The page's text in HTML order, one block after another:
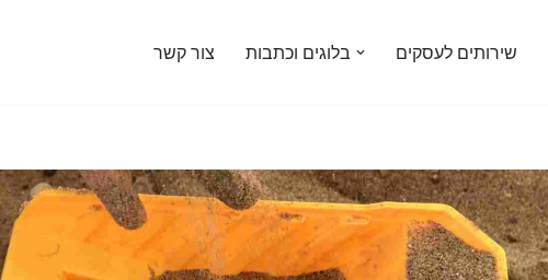
צור קשר בלוגים וכתבות שירותים לעסקים